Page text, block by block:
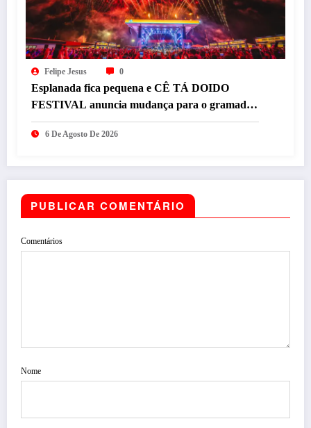
Felipe Jesus 0
Esplanada fica pequena e CÊ TÁ DOIDO
FESTIVAL anuncia mudança para o gramado
do Mineirão
6 De Agosto De 2026
PUBLICAR COMENTÁRIO
Comentários
Nome